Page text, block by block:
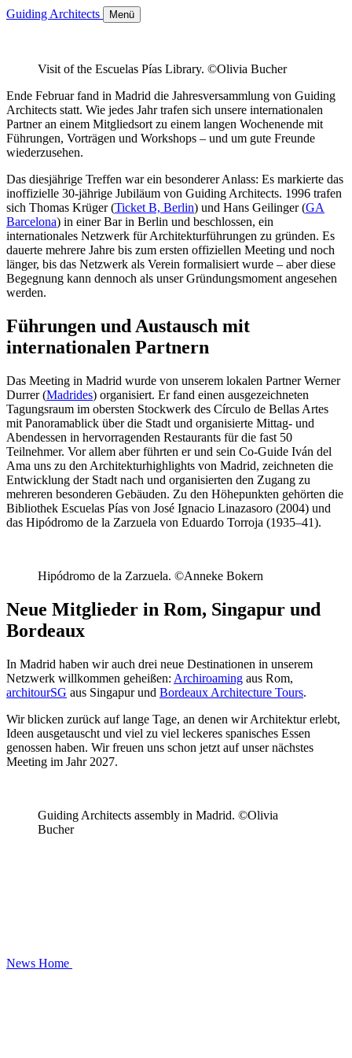
Guiding Architects Menü
Visit of the Escuelas Pías Library. ©Olivia Bucher
Ende Februar fand in Madrid die Jahresversammlung von Guiding
Architects statt. Wie jedes Jahr trafen sich unsere internationalen
Partner an einem Mitgliedsort zu einem langen Wochenende mit
Führungen, Vorträgen und Workshops – und um gute Freunde
wiederzusehen.
Das diesjährige Treffen war ein besonderer Anlass: Es markierte das
inoffizielle 30-jährige Jubiläum von Guiding Architects. 1996 trafen
sich Thomas Krüger (Ticket B, Berlin) und Hans Geilinger (GA
Barcelona) in einer Bar in Berlin und beschlossen, ein
internationales Netzwerk für Architekturführungen zu gründen. Es
dauerte mehrere Jahre bis zum ersten offiziellen Meeting und noch
länger, bis das Netzwerk als Verein formalisiert wurde – aber diese
Begegnung kann dennoch als unser Gründungsmoment angesehen
werden.
Führungen und Austausch mit
internationalen Partnern
Das Meeting in Madrid wurde von unserem lokalen Partner Werner
Durrer (Madrides) organisiert. Er fand einen ausgezeichneten
Tagungsraum im obersten Stockwerk des Círculo de Bellas Artes
mit Panoramablick über die Stadt und organisierte Mittag- und
Abendessen in hervorragenden Restaurants für die fast 50
Teilnehmer. Vor allem aber führten er und sein Co-Guide Iván del
Ama uns zu den Architekturhighlights von Madrid, zeichneten die
Entwicklung der Stadt nach und organisierten den Zugang zu
mehreren besonderen Gebäuden. Zu den Höhepunkten gehörten die
Bibliothek Escuelas Pías von José Ignacio Linazasoro (2004) und
das Hipódromo de la Zarzuela von Eduardo Torroja (1935–41).
Hipódromo de la Zarzuela. ©Anneke Bokern
Neue Mitglieder in Rom, Singapur und
Bordeaux
In Madrid haben wir auch drei neue Destinationen in unserem
Netzwerk willkommen geheißen: Archiroaming aus Rom,
architourSG aus Singapur und Bordeaux Architecture Tours.
Wir blicken zurück auf lange Tage, an denen wir Architektur erlebt,
Ideen ausgetauscht und viel zu viel leckeres spanisches Essen
genossen haben. Wir freuen uns schon jetzt auf unser nächstes
Meeting im Jahr 2027.
Guiding Architects assembly in Madrid. ©Olivia
Bucher
News Home